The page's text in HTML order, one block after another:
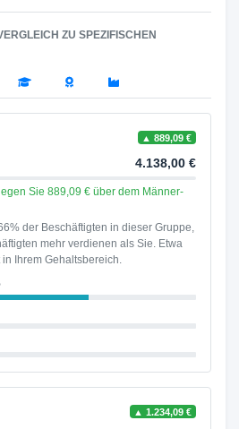
ZU SPEZIFISCHEN
▲ 889,09 €
4.138,00 €
Sie 889,09 € über dem Männer-
der Beschäftigten in dieser Gruppe,
mehr verdienen als Sie. Etwa
Ihrem Gehaltsbereich.
▲ 1.234,09 €